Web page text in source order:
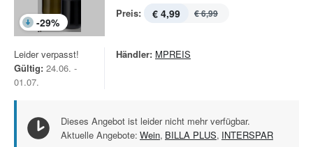
-29%
Preis: € 4,99 € 6,99
Leider verpasst!
Gültig: 24.06. -
01.07.
Händler: MPREIS
Dieses Angebot ist leider nicht mehr verfügbar.
Aktuelle Angebote: Wein, BILLA PLUS, INTERSPAR